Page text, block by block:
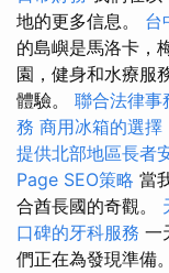
地的更多信息。 台
的島嶼是馬洛卡，
園，健身和水療服
體驗。 聯合法律事
務 商用冰箱的選擇
提供北部地區長者
Page SEO策略 當
合酋長國的奇觀。
口碑的牙科服務 一
們正在為發現準備。